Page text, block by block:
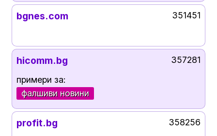
bgnes.com 351451
hicomm.bg
примери за:
фалшиви новини
357281
profit.bg 358256